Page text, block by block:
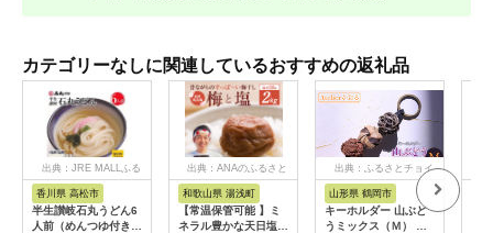
カテゴリーなしに関連しているおすすめの返礼品
出典：JRE MALLふる
さと納税
香川県 高松市
半生讃岐石丸うどん6
人前（めんつゆ付き）
出典：ANAのふるさと
和歌山県 湯浅町
【常温保管可能 】ミ
ネラル豊かな天日塩だ
出典：ふるさとチョイ
山形県 鶴岡市
キーホルダー 山ぶど
うミックス（Ｍ） 山